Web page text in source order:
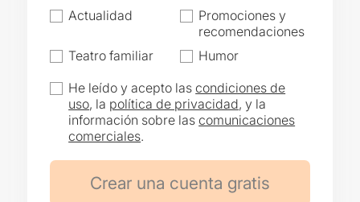
Actualidad
Promociones y
recomendaciones
Teatro familiar
Humor
He leído y acepto lascondiciones de
uso, la política de privacidad, y la
información sobre lascomunicaciones
comerciales.